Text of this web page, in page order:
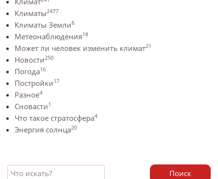
Климаты2477
Климаты Земли6
Метеонаблюдения18
Может ли человек изменить климат21
Новости250
Погода16
Постройки17
Разное4
Сновасти1
Что такое стратосфера4
Энергия солнца20
Поиск